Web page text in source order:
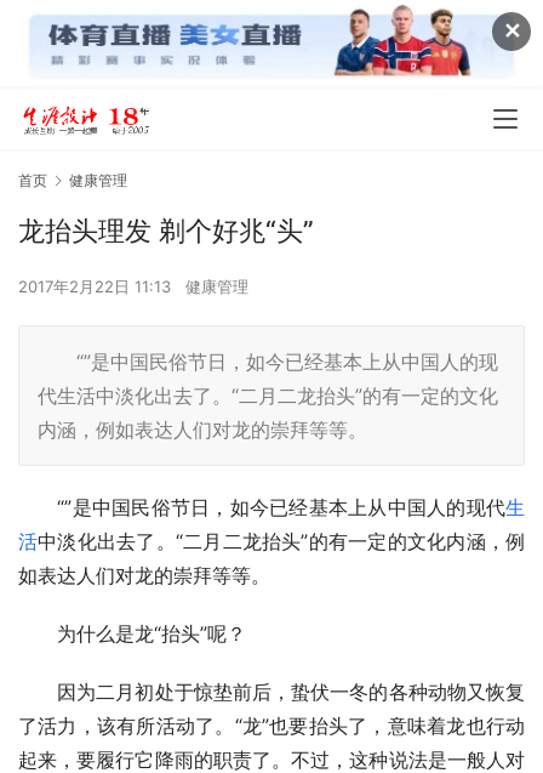
✕
首页 健康管理
龙抬头理发 剃个好兆“头”
2017年2月22日 11:13 健康管理
“”是中国民俗节日，如今已经基本上从中国人的现
代生活中淡化出去了。“二月二龙抬头”的有一定的文化
内涵，例如表达人们对龙的崇拜等等。
“”是中国民俗节日，如今已经基本上从中国人的现代生
活中淡化出去了。“二月二龙抬头”的有一定的文化内涵，例
如表达人们对龙的崇拜等等。
为什么是龙“抬头”呢？
因为二月初处于惊垫前后，蛰伏一冬的各种动物又恢复
了活力，该有所活动了。“龙”也要抬头了，意味着龙也行动
起来，要履行它降雨的职责了。不过，这种说法是一般人对